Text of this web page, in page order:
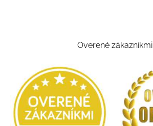
Overené zákazníkmi